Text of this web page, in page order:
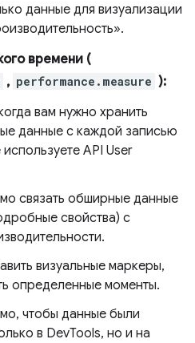
данные для визуализации
времени (
, performance.measure ):
вам нужно хранить
данные с каждой записью
API User
связать обширные данные
свойства) с
визуальные маркеры,
определенные моменты.
чтобы данные были
в DevTools, но и на